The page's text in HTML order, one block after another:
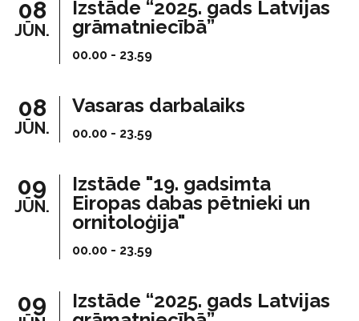
08
JŪN.
Izstāde “2025. gads Latvijas
grāmatniecībā”
00.00 - 23.59
08
JŪN.
Vasaras darbalaiks
00.00 - 23.59
09
JŪN.
Izstāde "19. gadsimta
Eiropas dabas pētnieki un
ornitoloģija"
00.00 - 23.59
09
Izstāde “2025. gads Latvijas